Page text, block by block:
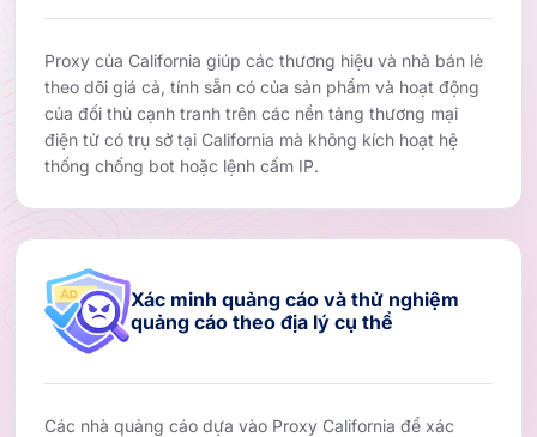
Proxy của California giúp các thương hiệu và nhà bán lẻ
theo dõi giá cả, tính sẵn có của sản phẩm và hoạt động
của đối thủ cạnh tranh trên các nền tảng thương mại
điện tử có trụ sở tại California mà không kích hoạt hệ
thống chống bot hoặc lệnh cấm IP.
Xác minh quảng cáo và thử nghiệm
quảng cáo theo địa lý cụ thể
Các nhà quảng cáo dựa vào Proxy California để xác